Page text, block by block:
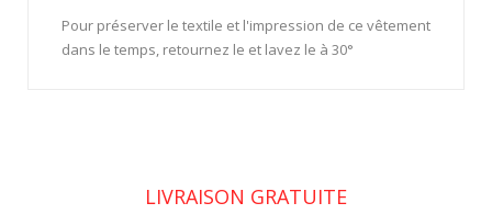
Pour préserver le textile et l'impression de ce vêtement
dans le temps, retournez le et lavez le à 30°
LIVRAISON GRATUITE